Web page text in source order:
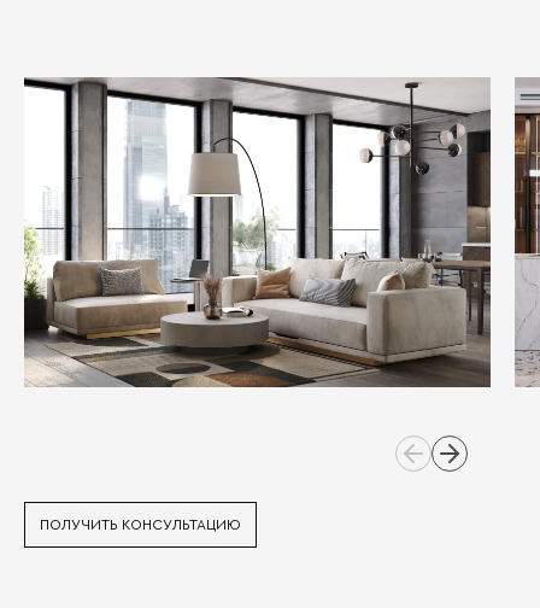
ПОЛУЧИТЬ КОНСУЛЬТАЦИЮ